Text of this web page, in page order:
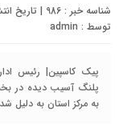
شناسه خبر : 986 | تاریخ انتشار : 18 آذر 1403 - 20:48 | تعداد دیدگاه :
توسط : admin
پیک کاسپین| رئیس
پلنگ آسیب دیده در
به مرکز استان به